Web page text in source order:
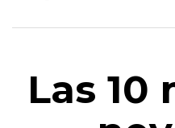
Las 10